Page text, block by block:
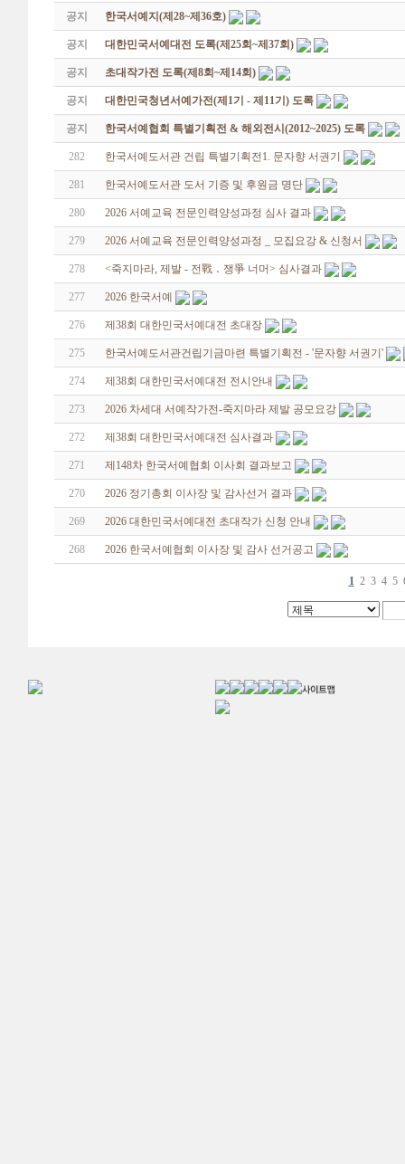
공지 한국서예지(제28~제36호)
공지 대한민국서예대전 도록(제25회~제37회)
공지 초대작가전 도록(제8회~제14회)
공지 대한민국청년서예가전(제1기 - 제11기) 도록
공지 한국서예협회 특별기획전 & 해외전시(2012~2025) 도록
282 한국서예도서관 건립 특별기획전1. 문자향 서권기
281 한국서예도서관 도서 기증 및 후원금 명단
280 2026 서예교육 전문인력양성과정 심사 결과
279 2026 서예교육 전문인력양성과정 _ 모집요강 & 신청서
278 <죽지마라, 제발 - 전戰 ․ 쟁爭 너머> 심사결과
277 2026 한국서예
276 제38회 대한민국서예대전 초대장
275 한국서예도서관건립기금마련 특별기획전 - '문자향 서권기'
274 제38회 대한민국서예대전 전시안내
273 2026 차세대 서예작가전-죽지마라 제발 공모요강
272 제38회 대한민국서예대전 심사결과
271 제148차 한국서예협회 이사회 결과보고
270 2026 정기총회 이사장 및 감사선거 결과
269 2026 대한민국서예대전 초대작가 신청 안내
268 2026 한국서예협회 이사장 및 감사 선거공고
1 2 3 4 5